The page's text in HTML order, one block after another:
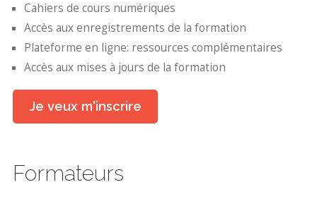
Cahiers de cours numériques
Accès aux enregistrements de la formation
Plateforme en ligne: ressources complémentaires
Accès aux mises à jours de la formation
Je veux m'inscrire
Formateurs